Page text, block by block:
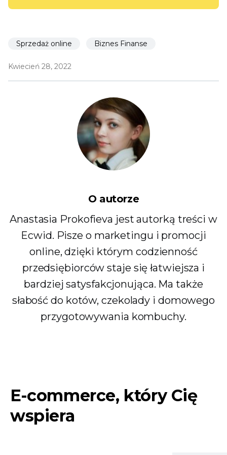
Sprzedaż online Biznes Finanse
Kwiecień 28, 2022
O autorze
Anastasia Prokofieva jest autorką treści w
Ecwid. Pisze o marketingu i promocji
online, dzięki którym codzienność
przedsiębiorców staje się łatwiejsza i
bardziej satysfakcjonująca. Ma także
słabość do kotów, czekolady i domowego
przygotowywania kombuchy.
E-commerce, który Cię
wspiera